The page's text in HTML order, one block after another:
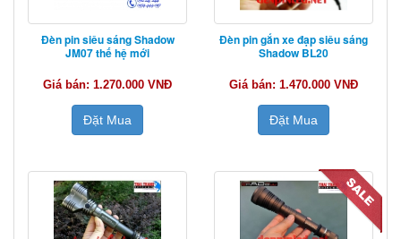
Đèn pin siêu sáng Shadow
JM07 thế hệ mới
Giá bán: 1.270.000 VNĐ
Đặt Mua
Đèn pin gắn xe đạp siêu sáng
Shadow BL20
Giá bán: 1.470.000 VNĐ
Đặt Mua